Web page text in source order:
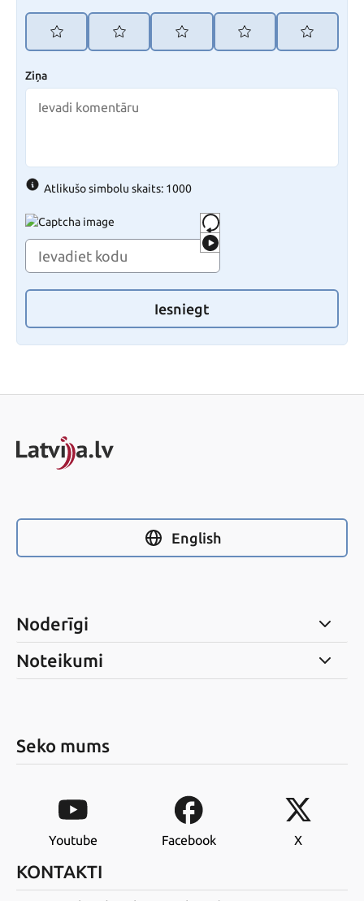
Ziņa
Atlikušo simbolu skaits: 1000
Iesniegt
English
Noderīgi
Noteikumi
Seko mums
Youtube Facebook X
KONTAKTI